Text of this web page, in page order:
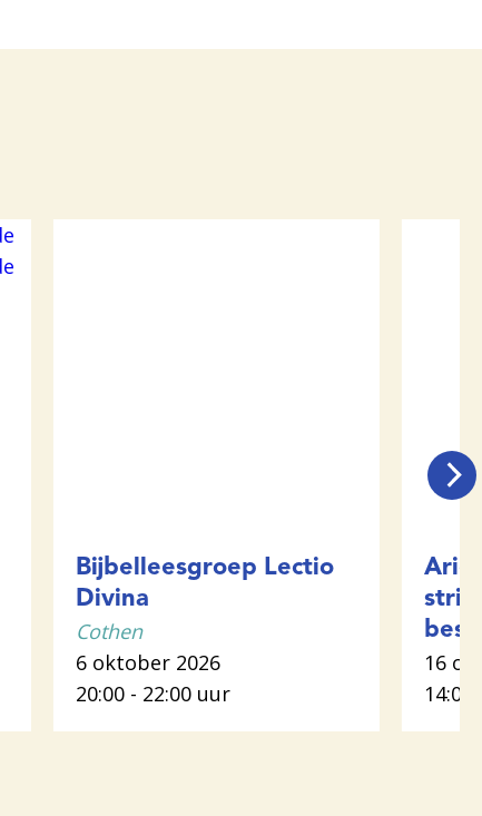
Bijbelleesgroep Lectio
Divina
Cothen
6 oktober 2026
20:00 - 22:00 uur
16
14:00